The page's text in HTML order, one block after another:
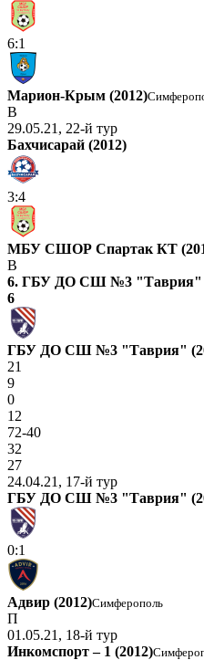
6:1
Марион-Крым (2012)
В
29.05.21, 22-й тур
Бахчисарай (2012)
3:4
МБУ СШОР Спартак КТ
В
6. ГБУ ДО СШ №3 "Таврия"
6
ГБУ ДО СШ №3 "Таврия"
21
9
0
12
72-40
32
27
24.04.21, 17-й тур
ГБУ ДО СШ №3 "Таврия"
0:1
Адвир (2012)Симферополь
П
01.05.21, 18-й тур
Инкомспорт – 1 (2012)